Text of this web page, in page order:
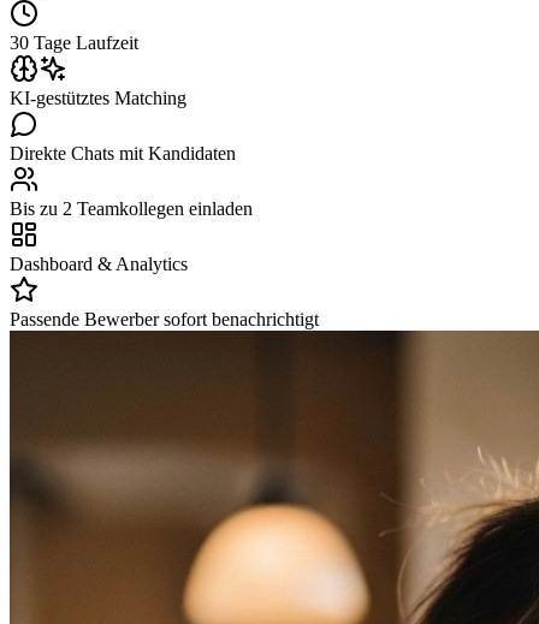
30 Tage Laufzeit
KI-gestütztes Matching
Direkte Chats mit Kandidaten
Bis zu 2 Teamkollegen einladen
Dashboard & Analytics
Passende Bewerber sofort benachrichtigt